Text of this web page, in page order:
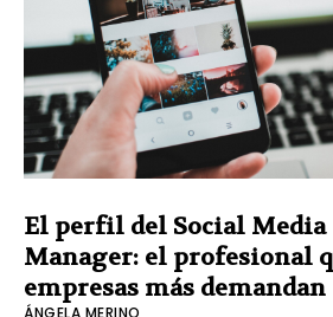
El perfil del Social Media
Manager: el profesional
empresas más demandan